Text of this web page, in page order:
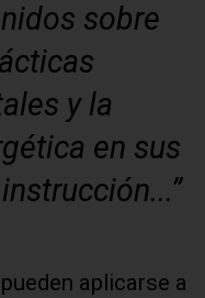
sobre
y la
en sus
aplicarse a